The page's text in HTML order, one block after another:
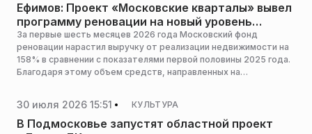
Ефимов: Проект «Московские кварталы» вывел
программу реновации на новый уровень
самоокупаемости
За первые шесть месяцев 2026 года Московский фонд
реновации нарастил выручку от реализации недвижимости на
158% в сравнении с показателями первой половины 2025 года.
Благодаря этому объем средств, направленных на
этом сообщил глава столичного Комплекса
градостроительной политики и строительства Владимир
30 июля 2026 15:51 КУЛЬТУРА
В Подмосковье запустят областной проект